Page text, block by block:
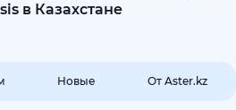
в Казахстане
Новые От Aster.kz